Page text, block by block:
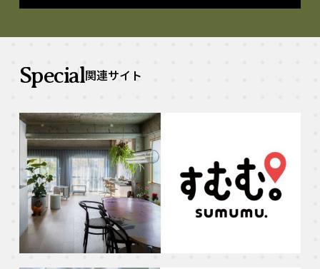
Special関連サイト